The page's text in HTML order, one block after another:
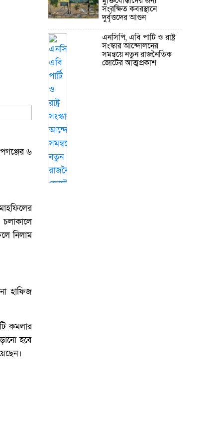
৬
নিলাম
হাফিজ
কমলার
হবে
সংরক্ষিত কবরস্থানে
দুর্বৃত্তদের আগুন
এনসিপি, এবি পার্টি ও রাষ্ট্র
সংস্কার আন্দোলনের
সমন্বয়ে নতুন রাজনৈতিক
জোটের আত্মপ্রকাশ